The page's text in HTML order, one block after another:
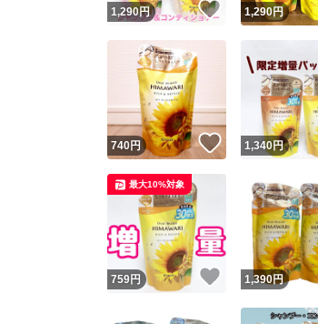
1,290円 いいね！
1,290円
740円 いいね！
1,340円
759円 いいね！
最大10%対象
1,390円